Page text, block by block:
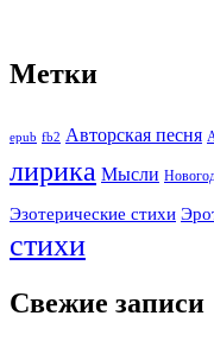
Метки
epub fb2 Авторская песня
лирика Мысли
Эзотерические стихи
стихи
Свежие записи